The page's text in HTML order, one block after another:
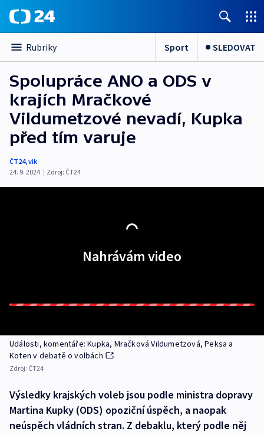
Rubriky Sport SLEDOVAT
Spolupráce ANO a ODS v
krajích Mračkové
Vildumetzové nevadí, Kupka
před tím varuje
ČT24,vik
24. 9. 2024 | Zdroj: ČT24
Nahrávám video
Události, komentáře: Kupka, Mračková Vildumetzová, Peksa a
Koten v debatě o volbách
Zdroj: ČT24
Výsledky krajských voleb jsou podle ministra dopravy
Martina Kupky (ODS) opoziční úspěch, a naopak
neúspěch vládních stran. Z debaklu, který podle něj